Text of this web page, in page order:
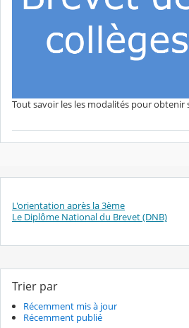
Tout savoir les les modalités pour obtenir
L'orientation après la 3ème
Le Diplôme National du Brevet (DNB)
Trier par
Récemment mis à jour
Récemment publié